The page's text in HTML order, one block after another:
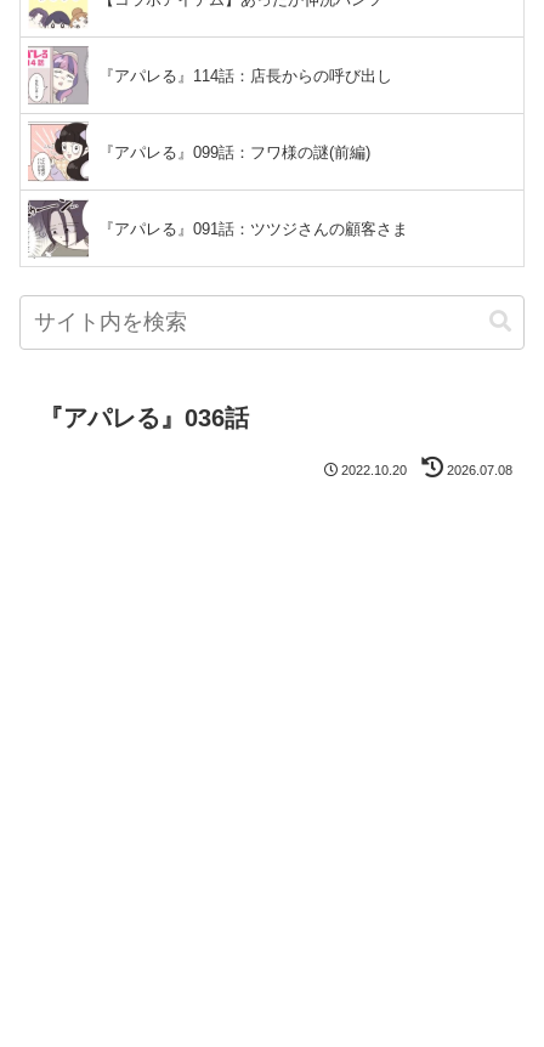
『アパレる』114話：店長からの呼び出し
『アパレる』099話：フワ様の謎(前編)
『アパレる』091話：ツツジさんの顧客さま
『アパレる』036話
2022.10.20 2026.07.08